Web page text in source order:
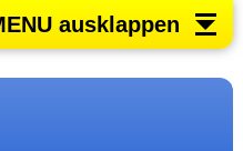
ausklappen